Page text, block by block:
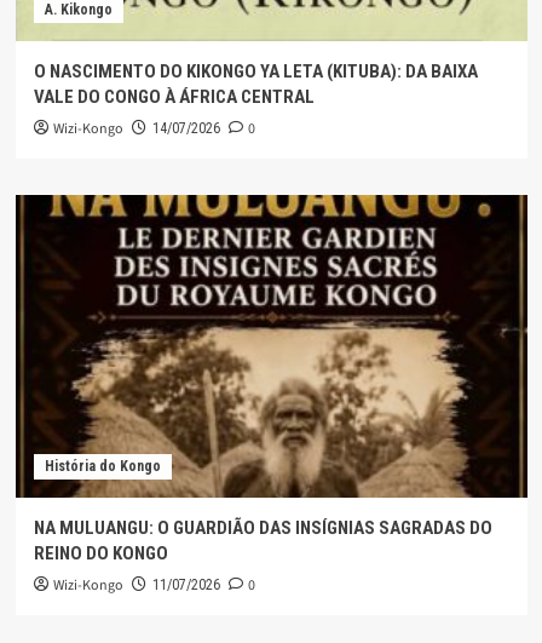
A. Kikongo
O NASCIMENTO DO KIKONGO YA LETA (KITUBA): DA BAIXA
VALE DO CONGO À ÁFRICA CENTRAL
Wizi-Kongo 14/07/2026 0
História do Kongo
NA MULUANGU: O GUARDIÃO DAS INSÍGNIAS SAGRADAS DO
REINO DO KONGO
Wizi-Kongo 11/07/2026 0